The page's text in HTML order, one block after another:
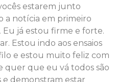
estarem junto
a notícia em primeiro
Eu já estou firme e forte.
Estou indo aos ensaios
e estou muito feliz com
quer que eu vá todos são
e demonstram estar